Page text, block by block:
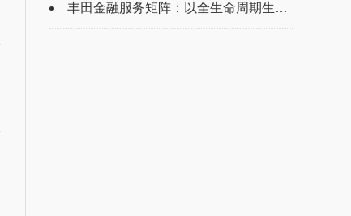
丰田金融服务矩阵：以全生命周期生态绘就汽车消费多元化新蓝图